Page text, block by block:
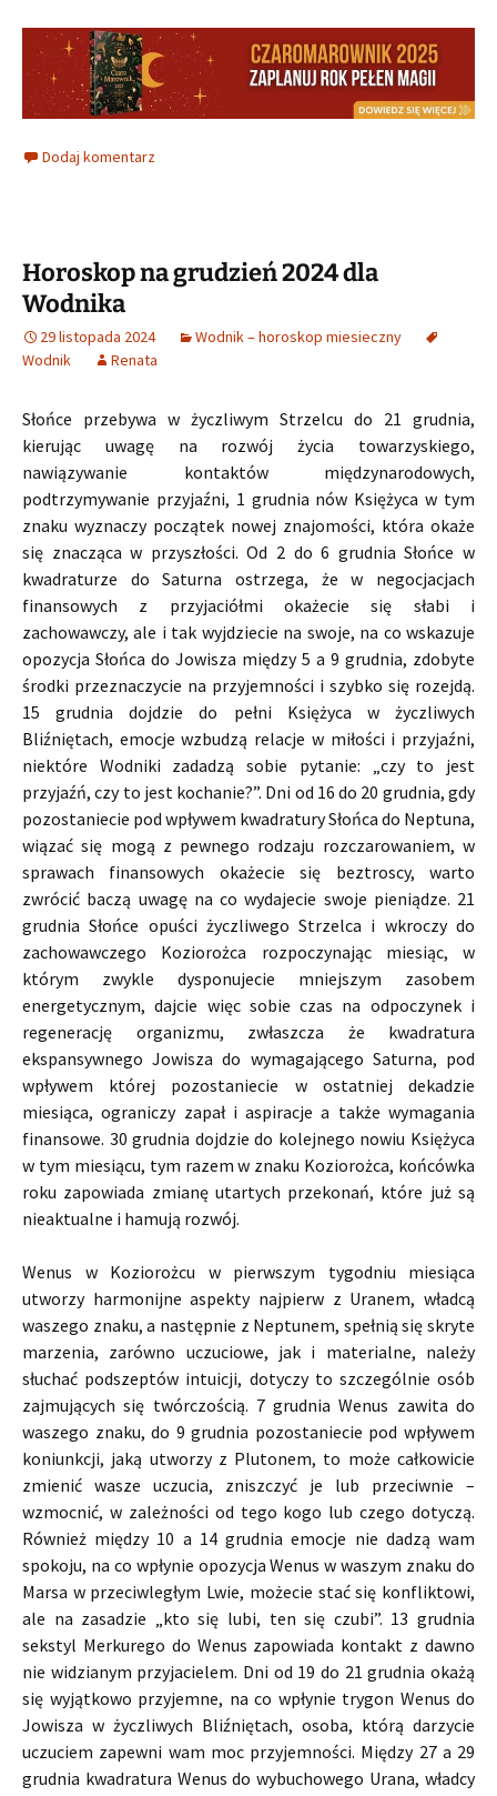
Dodaj komentarz
Horoskop na grudzień 2024 dla
Wodnika
29 listopada 2024
Wodnik – horoskop miesieczny
Wodnik
Renata
Słońce przebywa w życzliwym Strzelcu do 21 grudnia,
kierując uwagę na rozwój życia towarzyskiego,
nawiązywanie kontaktów międzynarodowych,
podtrzymywanie przyjaźni, 1 grudnia nów Księżyca w tym
znaku wyznaczy początek nowej znajomości, która okaże
się znacząca w przyszłości. Od 2 do 6 grudnia Słońce w
kwadraturze do Saturna ostrzega, że w negocjacjach
finansowych z przyjaciółmi okażecie się słabi i
zachowawczy, ale i tak wyjdziecie na swoje, na co wskazuje
opozycja Słońca do Jowisza między 5 a 9 grudnia, zdobyte
środki przeznaczycie na przyjemności i szybko się rozejdą.
15 grudnia dojdzie do pełni Księżyca w życzliwych
Bliźniętach, emocje wzbudzą relacje w miłości i przyjaźni,
niektóre Wodniki zadadzą sobie pytanie: „czy to jest
przyjaźń, czy to jest kochanie?”. Dni od 16 do 20 grudnia, gdy
pozostaniecie pod wpływem kwadratury Słońca do Neptuna,
wiązać się mogą z pewnego rodzaju rozczarowaniem, w
sprawach finansowych okażecie się beztroscy, warto
zwrócić baczą uwagę na co wydajecie swoje pieniądze. 21
grudnia Słońce opuści życzliwego Strzelca i wkroczy do
zachowawczego Koziorożca rozpoczynając miesiąc, w
którym zwykle dysponujecie mniejszym zasobem
energetycznym, dajcie więc sobie czas na odpoczynek i
regenerację organizmu, zwłaszcza że kwadratura
ekspansywnego Jowisza do wymagającego Saturna, pod
wpływem której pozostaniecie w ostatniej dekadzie
miesiąca, ograniczy zapał i aspiracje a także wymagania
finansowe. 30 grudnia dojdzie do kolejnego nowiu Księżyca
w tym miesiącu, tym razem w znaku Koziorożca, końcówka
roku zapowiada zmianę utartych przekonań, które już są
nieaktualne i hamują rozwój.
Wenus w Koziorożcu w pierwszym tygodniu miesiąca
utworzy harmonijne aspekty najpierw z Uranem, władcą
waszego znaku, a następnie z Neptunem, spełnią się skryte
marzenia, zarówno uczuciowe, jak i materialne, należy
słuchać podszeptów intuicji, dotyczy to szczególnie osób
zajmujących się twórczością. 7 grudnia Wenus zawita do
waszego znaku, do 9 grudnia pozostaniecie pod wpływem
koniunkcji, jaką utworzy z Plutonem, to może całkowicie
zmienić wasze uczucia, zniszczyć je lub przeciwnie –
wzmocnić, w zależności od tego kogo lub czego dotyczą.
Również między 10 a 14 grudnia emocje nie dadzą wam
spokoju, na co wpłynie opozycja Wenus w waszym znaku do
Marsa w przeciwległym Lwie, możecie stać się konfliktowi,
ale na zasadzie „kto się lubi, ten się czubi”. 13 grudnia
sekstyl Merkurego do Wenus zapowiada kontakt z dawno
nie widzianym przyjacielem. Dni od 19 do 21 grudnia okażą
się wyjątkowo przyjemne, na co wpłynie trygon Wenus do
Jowisza w życzliwych Bliźniętach, osoba, którą darzycie
uczuciem zapewni wam moc przyjemności. Między 27 a 29
grudnia kwadratura Wenus do wybuchowego Urana, władcy